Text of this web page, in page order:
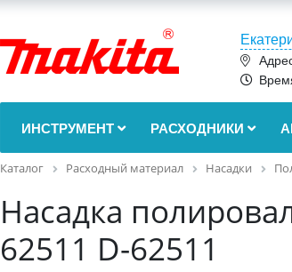
ИНСТРУМЕНТ РАСХОДНИКИ
Каталог Расходный материал Насадки
Насадка
62511 D-62511